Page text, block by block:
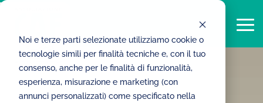
Noi e terze parti selezionate utilizziamo cookie o
tecnologie simili per finalità tecniche e, con il tuo
consenso, anche per le finalità di funzionalità,
esperienza, misurazione e marketing (con
annunci personalizzati) come specificato nella